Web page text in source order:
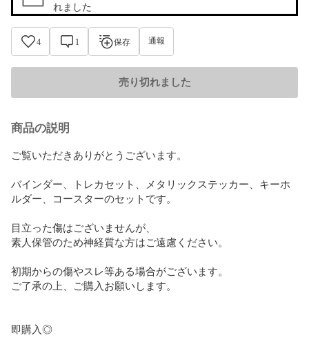
れました
4 1 保存 通報
売り切れました
商品の説明
ご覧いただきありがとうございます。
バインダー、トレカセット、メタリックステッカー、キーホ
ルダー、コースターのセットです。
目立った傷はございませんが、
素人保管のため神経質な方はご遠慮ください。
初期からの傷やスレ等ある場合がございます。
ご了承の上、ご購入お願いします。
即購入◎